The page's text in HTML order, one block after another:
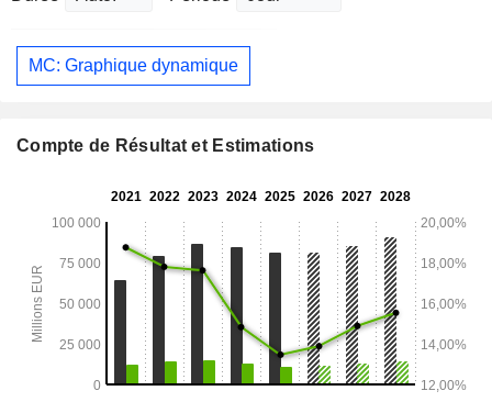
MC: Graphique dynamique
Compte de Résultat et Estimations